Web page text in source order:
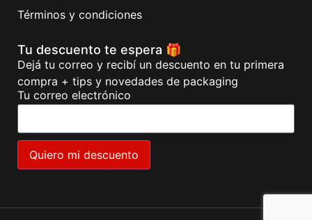
Términos y condiciones
Tu descuento te espera 🎁
Dejá tu correo y recibí un descuento en tu primera
compra + tips y novedades de packaging
Tu correo electrónico